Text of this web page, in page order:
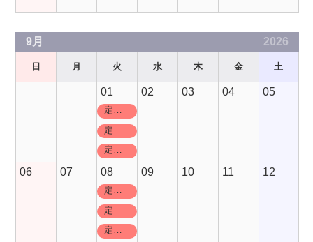
9月 2026
日 月 火 水 木 金 土
01
定休日
定休日
02 03 04 05
06 07 08
定休日
定休日
09 10 11 12